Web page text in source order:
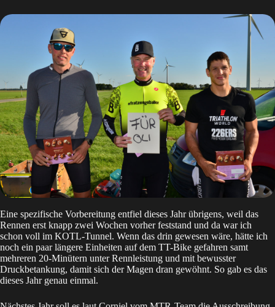
Eine spezifische Vorbereitung entfiel dieses Jahr übrigens, weil das
Rennen erst knapp zwei Wochen vorher feststand und da war ich
schon voll im KOTL-Tunnel. Wenn das drin gewesen wäre, hätte ich
noch ein paar längere Einheiten auf dem TT-Bike gefahren samt
mehreren 20-Minütern unter Rennleistung und mit bewusster
Druckbetankung, damit sich der Magen dran gewöhnt. So gab es das
dieses Jahr genau einmal.